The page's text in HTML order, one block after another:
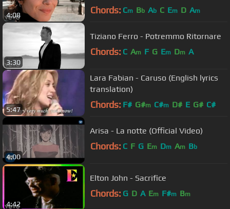
4:08 Chords: Cm Bb Ab C Em D Am
3:30
Tiziano Ferro - Potremmo Ritornare
Chords: C Am F G Em Dm A
5:47
Lara Fabian - Caruso (English lyrics
translation)
Chords: F# G#m C#m D# E G# C#
4:00
Arisa - La notte (Official Video)
Chords: C F G Em Dm Am Bb
4:42
Elton John - Sacrifice
Chords: G D A Em F#m Bm